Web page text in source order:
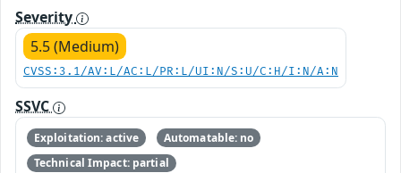
Severity
5.5 (Medium)
CVSS:3.1/AV:L/AC:L/PR:L/UI:N/S:U/C:H/I:N/A:N
SSVC
Exploitation: active
Automatable: no
Technical Impact: partial